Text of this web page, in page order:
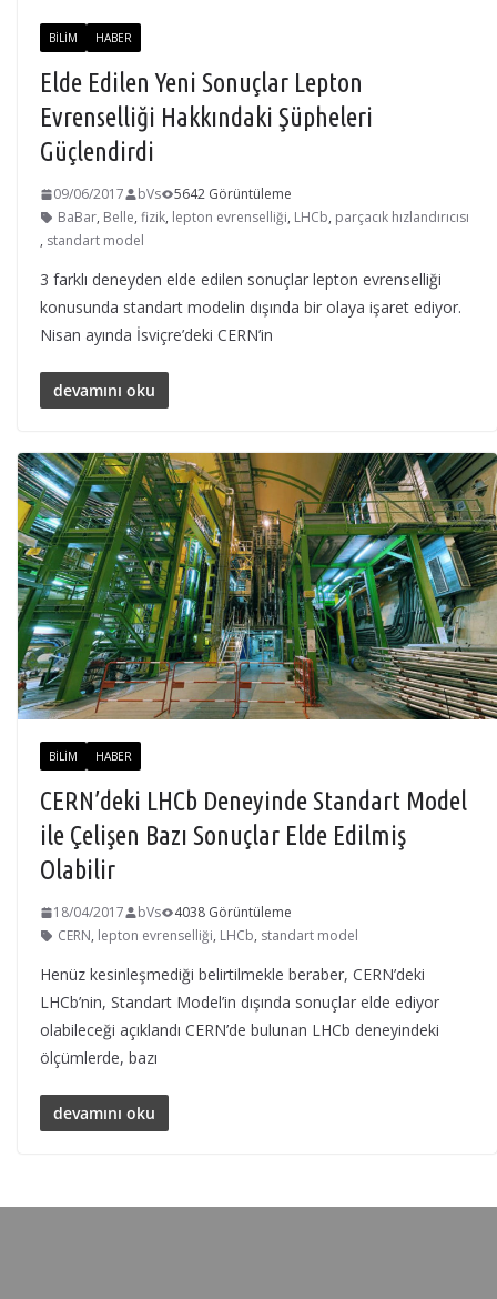
BILIM HABER
Elde Edilen Yeni Sonuçlar Lepton
Evrenselliği Hakkındaki Şüpheleri
Güçlendirdi
09/06/2017 bVs
5642 Görüntüleme
BaBar, Belle, fizik, lepton evrenselliği, LHCb, parçacık hızlandırıcısı
, standart model
3 farklı deneyden elde edilen sonuçlar lepton evrenselliği
konusunda standart modelin dışında bir olaya işaret ediyor.
Nisan ayında İsviçre’deki CERN’in
devamını oku
BILIM HABER
CERN’deki LHCb Deneyinde Standart Model
ile Çelişen Bazı Sonuçlar Elde Edilmiş
Olabilir
18/04/2017 bVs
4038 Görüntüleme
CERN, lepton evrenselliği, LHCb, standart model
Henüz kesinleşmediği belirtilmekle beraber, CERN’deki
LHCb’nin, Standart Model’in dışında sonuçlar elde ediyor
olabileceği açıklandı CERN’de bulunan LHCb deneyindeki
ölçümlerde, bazı
devamını oku